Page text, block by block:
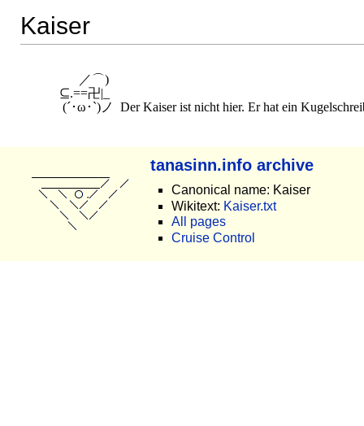
Kaiser
／⌒)
⊆.==卍|_
tanasinn.info archive
Canonical name: Kaiser
Wikitext: Kaiser.txt
All pages
Cruise Control